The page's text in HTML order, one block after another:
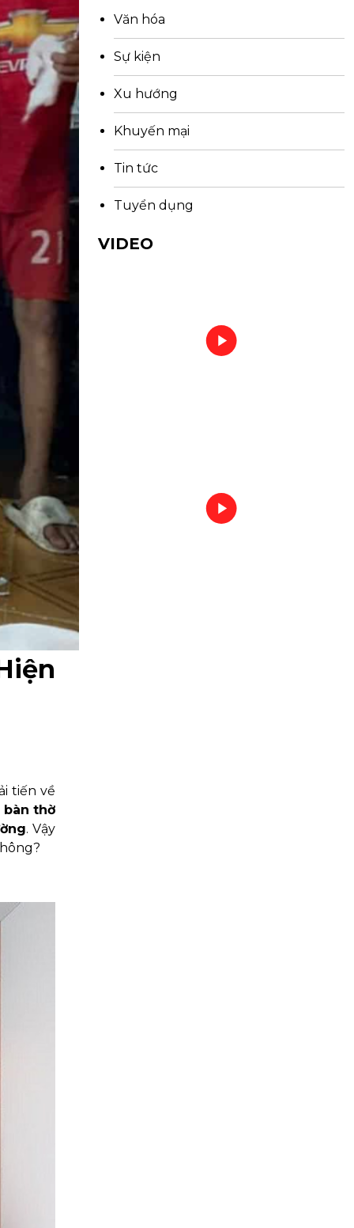
tiến về
bàn thờ
. Vậy
Văn hóa
Sự kiện
Xu hướng
Khuyến mại
Tin tức
Tuyển dụng
VIDEO